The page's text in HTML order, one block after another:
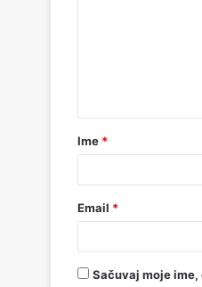
Ime *
Email *
Sačuvaj moje ime,